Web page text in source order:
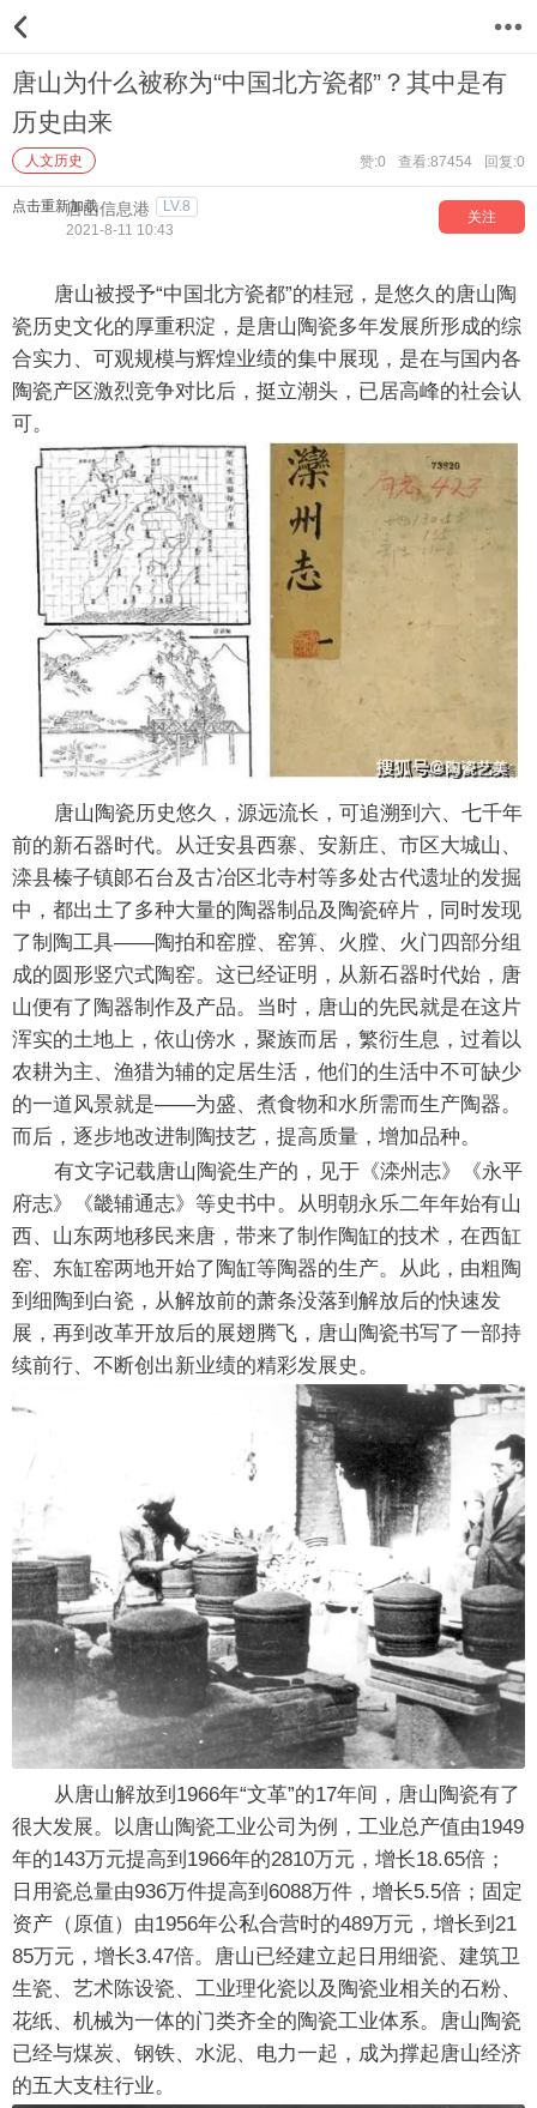
唐山为什么被称为“中国北方瓷都”？其中是有
历史由来
人文历史 赞:0 查看:87454 回复:0
点击重新加载唐山信息港 LV.8
关注
2021-8-11 10:43
唐山被授予“中国北方瓷都”的桂冠，是悠久的唐山陶
瓷历史文化的厚重积淀，是唐山陶瓷多年发展所形成的综
合实力、可观规模与辉煌业绩的集中展现，是在与国内各
陶瓷产区激烈竞争对比后，挺立潮头，已居高峰的社会认
可。
唐山陶瓷历史悠久，源远流长，可追溯到六、七千年
前的新石器时代。从迁安县西寨、安新庄、市区大城山、
滦县榛子镇郞石台及古冶区北寺村等多处古代遗址的发掘
中，都出土了多种大量的陶器制品及陶瓷碎片，同时发现
了制陶工具——陶拍和窑膛、窑箅、火膛、火门四部分组
成的圆形竖穴式陶窑。这已经证明，从新石器时代始，唐
山便有了陶器制作及产品。当时，唐山的先民就是在这片
浑实的土地上，依山傍水，聚族而居，繁衍生息，过着以
农耕为主、渔猎为辅的定居生活，他们的生活中不可缺少
的一道风景就是——为盛、煮食物和水所需而生产陶器。
而后，逐步地改进制陶技艺，提高质量，增加品种。
有文字记载唐山陶瓷生产的，见于《滦州志》《永平
府志》《畿辅通志》等史书中。从明朝永乐二年年始有山
西、山东两地移民来唐，带来了制作陶缸的技术，在西缸
窑、东缸窑两地开始了陶缸等陶器的生产。从此，由粗陶
到细陶到白瓷，从解放前的萧条没落到解放后的快速发
展，再到改革开放后的展翅腾飞，唐山陶瓷书写了一部持
续前行、不断创出新业绩的精彩发展史。
从唐山解放到1966年“文革”的17年间，唐山陶瓷有了
很大发展。以唐山陶瓷工业公司为例，工业总产值由1949
年的143万元提高到1966年的2810万元，增长18.65倍；
日用瓷总量由936万件提高到6088万件，增长5.5倍；固定
资产（原值）由1956年公私合营时的489万元，增长到21
85万元，增长3.47倍。唐山已经建立起日用细瓷、建筑卫
生瓷、艺术陈设瓷、工业理化瓷以及陶瓷业相关的石粉、
花纸、机械为一体的门类齐全的陶瓷工业体系。唐山陶瓷
已经与煤炭、钢铁、水泥、电力一起，成为撑起唐山经济
的五大支柱行业。